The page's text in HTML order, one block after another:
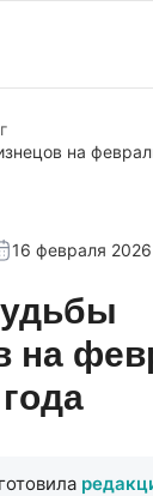
на
16 февраля 2026
на